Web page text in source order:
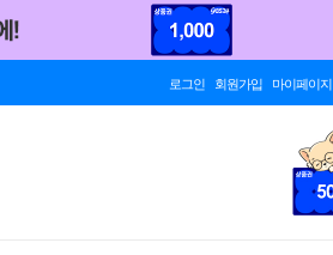
로그인 회원가입 마이페이지